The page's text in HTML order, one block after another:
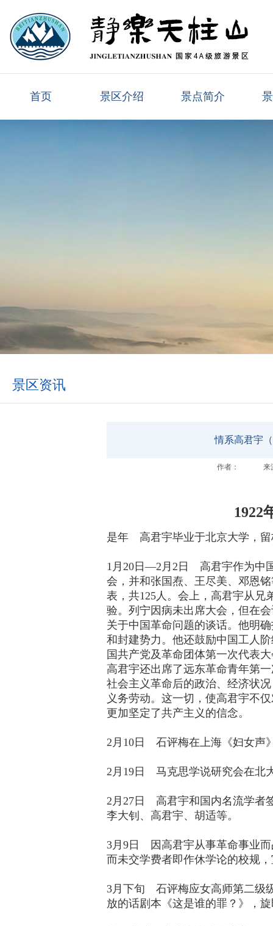
首页 景区介绍 景点简介
景区资讯
情系高君宇
作者： 来
1922
是年 高君宇毕业于北京大学，留
1月20日—2月2日 高君宇作为中
会，并和张国焘、王尽美、邓恩
表，共125人。会上，高君宇从兄
验。列宁因病未出席大会，但在
关于中国革命问题的谈话。他明
和封建势力。他还鼓励中国工人
国共产党及革命团体第一次代表
高君宇还出席了远东革命青年第
社会主义革命后的政治、经济状
义务劳动。这一切，使高君宇不
更加坚定了共产主义的信念。
2月10日 石评梅在上海《妇女声
2月19日 马克思学说研究会在北
2月27日 高君宇和国内名流学者
李大钊、高君宇、胡适等。
3月9日 因高君宇从事革命事业而
而未交学费者即作休学论的校规
3月下旬 石评梅应女高师第二级
放的话剧本《这是谁的罪？》，